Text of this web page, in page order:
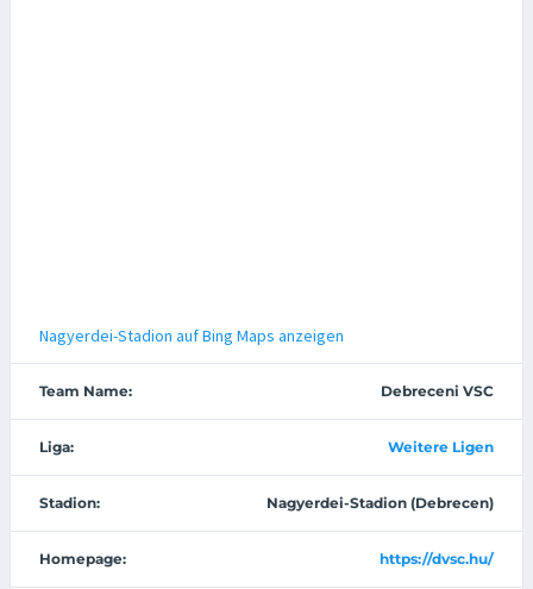
Nagyerdei-Stadion auf Bing Maps anzeigen
Team Name: Debreceni VSC
Liga: Weitere Ligen
Stadion: Nagyerdei-Stadion (Debrecen)
Homepage: https://dvsc.hu/